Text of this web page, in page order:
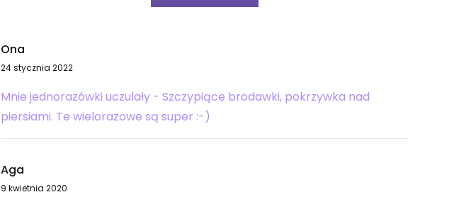
Ona
24 stycznia 2022
Mnie jednorazówki uczulały - Szczypiące brodawki, pokrzywka nad
piersiami. Te wielorazowe są super :-)
Aga
9 kwietnia 2020